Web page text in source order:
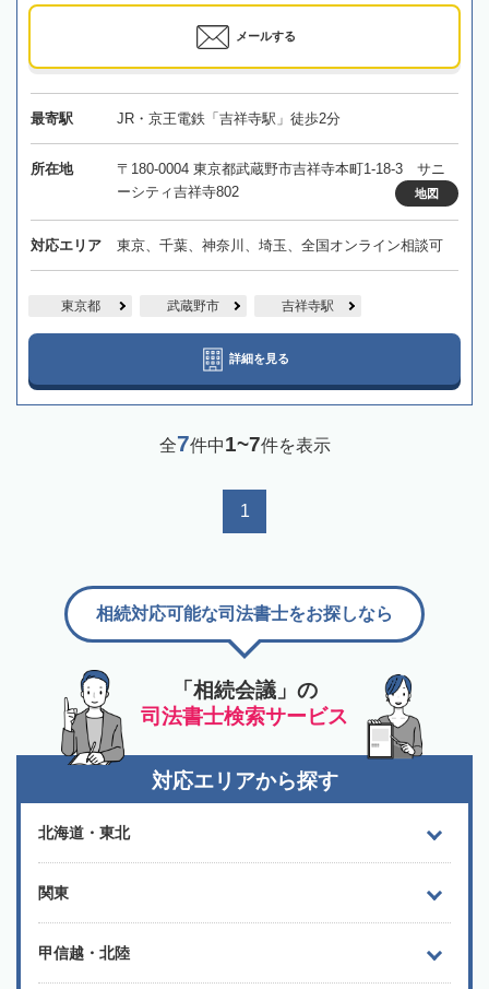
メールする
最寄駅 JR・京王電鉄「吉祥寺駅」徒歩2分
所在地
〒180-0004 東京都武蔵野市吉祥寺本町1-18-3 サニ
ーシティ吉祥寺802
地図
対応エリア 東京、千葉、神奈川、埼玉、全国オンライン相談可
東京都 武蔵野市 吉祥寺駅
詳細を見る
全7件中1~7件を表示
1
「相続会議」の
司法書士検索サービス
相続対応可能な司法書士をお探しなら
対応エリアから探す
北海道・東北
関東
甲信越・北陸